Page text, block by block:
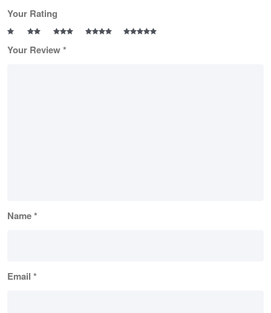
Your Rating
Your Review*
Name*
Email *